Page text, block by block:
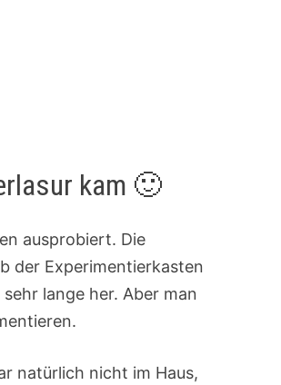
kam 🙂
ausprobiert. Die
der Experimentierkasten
lange her. Aber man
natürlich nicht im Haus,